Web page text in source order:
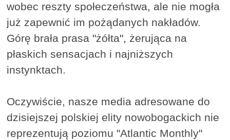
wobec reszty społeczeństwa, ale nie mogła
już zapewnić im pożądanych nakładów.
Górę brała prasa "żółta", żerująca na
płaskich sensacjach i najniższych
instynktach.
Oczywiście, nasze media adresowane do
dzisiejszej polskiej elity nowobogackich nie
reprezentują poziomu "Atlantic Monthly"